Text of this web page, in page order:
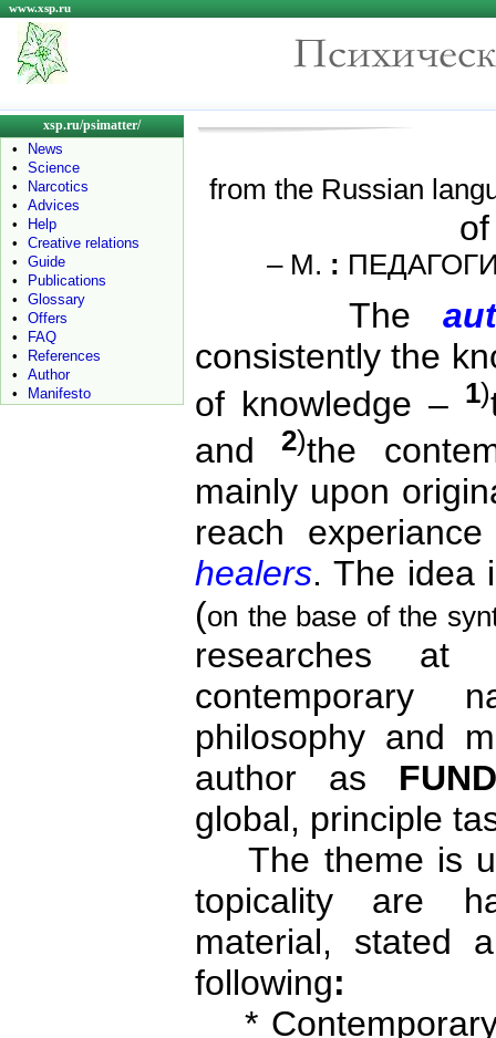
www.xsp.ru
xsp.ru/psimatter/
•
News
•
Science
•
Narcotics
•
Advices
•
Help
•
Creative relations
•
Guide
•
Publications
•
Glossary
•
Offers
•
FAQ
•
References
•
Author
•
Manifesto
from the Russian
– М. :
The
consistently the
of knowledge – 1)
and2)the
mainly upon
reach
healers. The idea
(on the base of the
researches
contemporary
philosophy and
author as
global, principle
The theme is
topicality are
material, stated
following:
* Contemporary